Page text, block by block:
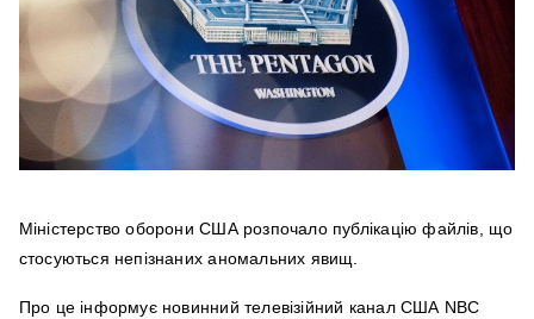
Міністерство оборони США розпочало публікацію файлів, що
стосуються непізнаних аномальних явищ.
Про це інформує новинний телевізійний канал США NBC